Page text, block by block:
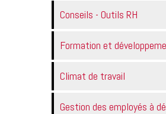
Conseils - Outils RH
Formation et
Climat de travail
Gestion des employés à